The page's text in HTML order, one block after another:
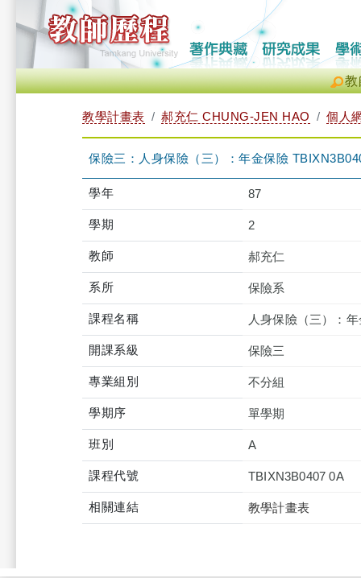
教
教學計畫表 郝充仁 CHUNG-JEN HAO 個人
保險三：人身保險（三）：年金保險
學年 87
學期 2
教師 郝充仁
系所 保險系
課程名稱 人身保險（三）：
開課系級 保險三
專業組別 不分組
學期序 單學期
班別 A
課程代號 TBIXN3B0407 0A
相關連結 教學計畫表